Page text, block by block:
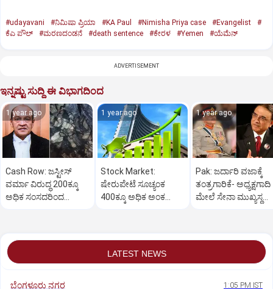
#udayavani #ನಿಮಿಷಾ ಪ್ರಿಯಾ #KA Paul #Nimisha Priya case #Evangelist
#
ಕೆಎ ಪೌಲ್
#ಮರಣದಂಡನೆ #death sentence #ಕೇರಳ #Yemen #ಯೆಮೆನ್‌
ADVERTISEMENT
ಇನ್ನಷ್ಟು ಸುದ್ದಿ ಈ ವಿಭಾಗದಿಂದ
1 year ago
Cash Row: ಜಸ್ಟೀಸ್‌
ವರ್ಮಾ ವಿರುದ್ಧ 200ಕ್ಕೂ
ಅಧಿಕ ಸಂಸದರಿಂದ
1 year ago
Stock Market:
ಷೇರುಪೇಟೆ ಸೂಚ್ಯಂಕ
400ಕ್ಕೂ ಅಧಿಕ ಅಂಕ
1 year ago
Pak: ಜರ್ದಾರಿ ವಜಾಕ್ಕೆ
ತಂತ್ರಗಾರಿಕೆ- ಅಧ್ಯಕ್ಷಗಾದಿ
ಮೇಲೆ ಸೇನಾ ಮುಖ್ಯಸ್ಥ
LATEST NEWS
ಬೆಂಗಳೂರು ನಗರ 1:05 PM IST